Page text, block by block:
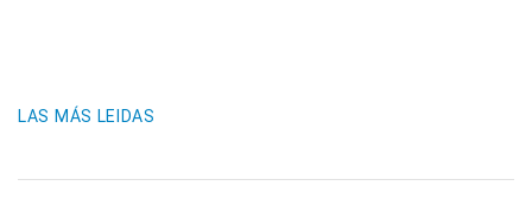
LAS MÁS LEIDAS